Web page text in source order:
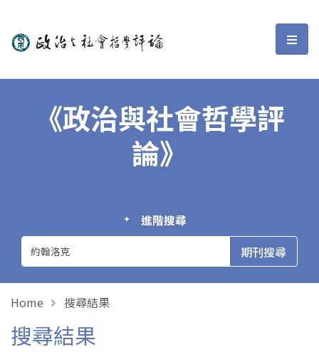
政治與社會哲學評論 選
《政治與社會哲學評
論》
進階搜尋
Home 搜尋結果
搜尋結果